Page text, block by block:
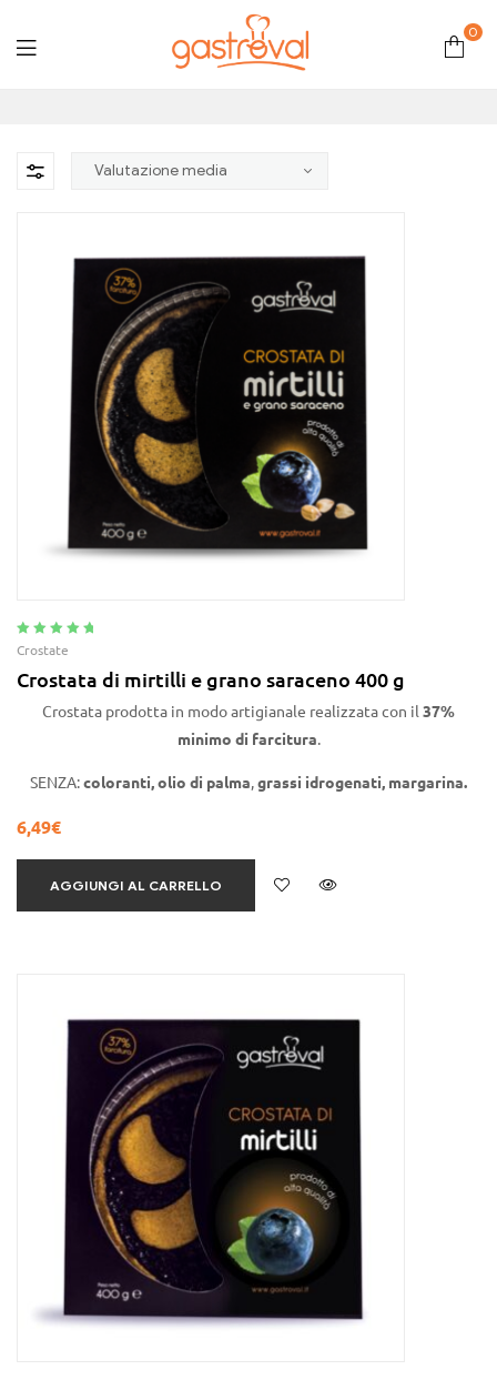
0
Valutato5.00
Crostate
Crostata di mirtilli e grano saraceno 400 g
Crostata prodotta in modo artigianale realizzata con il 37%
minimo di farcitura.
SENZA:coloranti,olio di palma,grassi idrogenati, margarina.
6,49€
AGGIUNGI AL CARRELLO